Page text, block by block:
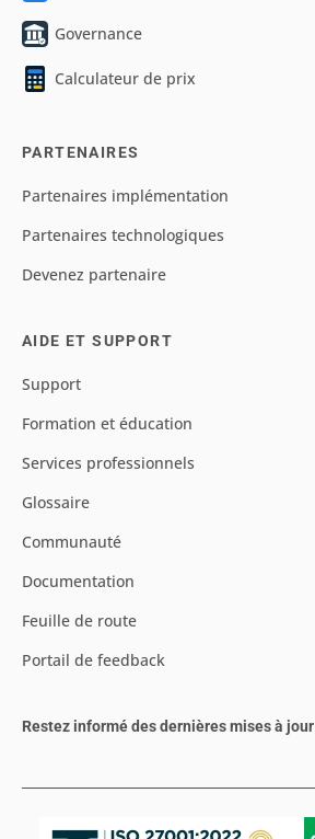
Governance
Calculateur de prix
PARTENAIRES
Partenaires implémentation
Partenaires technologiques
Devenez partenaire
AIDE ET SUPPORT
Support
Formation et éducation
Services professionnels
Glossaire
Communauté
Documentation
Feuille de route
Portail de feedback
Restez informé des dernières mises à jour